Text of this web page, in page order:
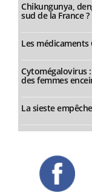
Chikungunya,
sud de la France ?
Les médicaments
Cytomégalovirus
des femmes
La sieste